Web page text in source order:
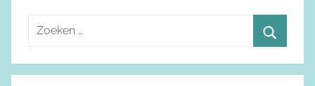
e
o